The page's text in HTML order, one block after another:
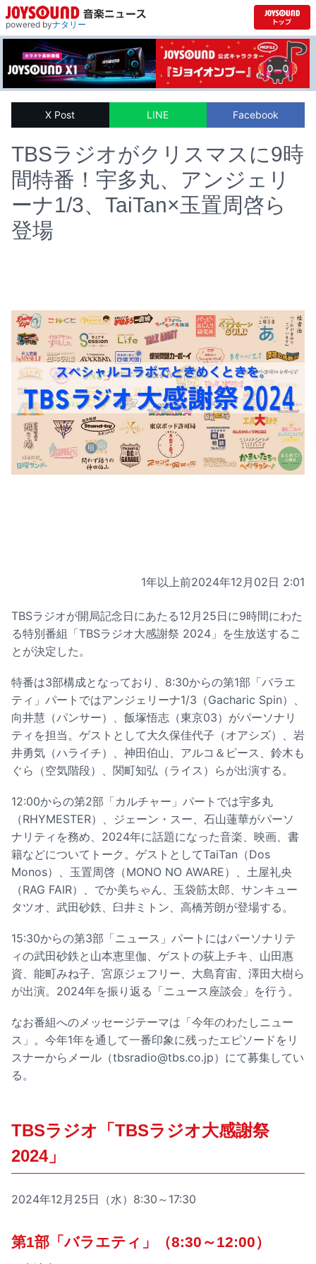
powered byナタリー
X Post LINE Facebook
TBSラジオがクリスマスに9時
間特番！宇多丸、アンジェリ
ーナ1/3、TaiTan×玉置周啓ら
登場
1年以上前2024年12月02日 2:01
TBSラジオが開局記念日にあたる12月25日に9時間にわた
る特別番組「TBSラジオ大感謝祭 2024」を生放送するこ
とが決定した。
特番は3部構成となっており、8:30からの第1部「バラエ
ティ」パートではアンジェリーナ1/3（Gacharic Spin）、
向井慧（パンサー）、飯塚悟志（東京03）がパーソナリ
ティを担当。ゲストとして大久保佳代子（オアシズ）、岩
井勇気（ハライチ）、神田伯山、アルコ＆ピース、鈴木も
ぐら（空気階段）、関町知弘（ライス）らが出演する。
12:00からの第2部「カルチャー」パートでは宇多丸
（RHYMESTER）、ジェーン・スー、石山蓮華がパーソ
ナリティを務め、2024年に話題になった音楽、映画、書
籍などについてトーク。ゲストとしてTaiTan（Dos
Monos）、玉置周啓（MONO NO AWARE）、土屋礼央
（RAG FAIR）、でか美ちゃん、玉袋筋太郎、サンキュー
タツオ、武田砂鉄、臼井ミトン、高橋芳朗が登場する。
15:30からの第3部「ニュース」パートにはパーソナリテ
ィの武田砂鉄と山本恵里伽、ゲストの荻上チキ、山田惠
資、能町みね子、宮原ジェフリー、大島育宙、澤田大樹ら
が出演。2024年を振り返る「ニュース座談会」を行う。
なお番組へのメッセージテーマは「今年のわたしニュー
ス」。今年1年を通して一番印象に残ったエピソードをリ
スナーからメール（tbsradio@tbs.co.jp）にて募集してい
る。
TBSラジオ「TBSラジオ大感謝祭
2024」
2024年12月25日（水）8:30～17:30
第1部「バラエティ」（8:30～12:00）